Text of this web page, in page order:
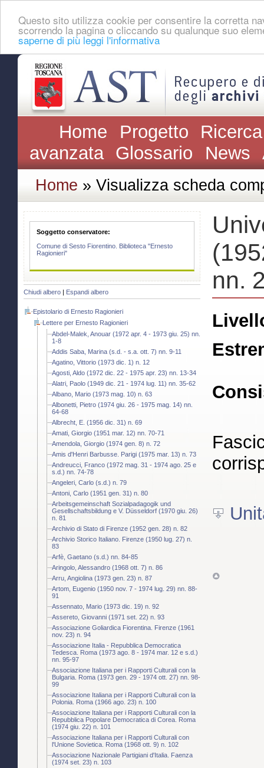
Questo sito utilizza cookie per consentire la corretta
scorrendo la pagina o cliccando su qualunque suo
saperne di più leggi l'informativa
Home Progetto
avanzata Glossario News
Home » Visualizza scheda
Soggetto conservatore:
Comune di Sesto Fiorentino. Biblioteca "Ernesto
Ragionieri"
Chiudi albero | Espandi albero
Epistolario di Ernesto Ragionieri
Lettere per Ernesto Ragionieri
Abdel-Malek, Anouar (1972 apr. 4 - 1973 giu. 25) nn.
1-8
Addis Saba, Marina (s.d. - s.a. ott. 7) nn. 9-11
Agatino, Vittorio (1973 dic. 1) n. 12
Agosti, Aldo (1972 dic. 22 - 1975 apr. 23) nn. 13-34
Alatri, Paolo (1949 dic. 21 - 1974 lug. 11) nn. 35-62
Albano, Mario (1973 mag. 10) n. 63
Albonetti, Pietro (1974 giu. 26 - 1975 mag. 14) nn.
64-68
Albrecht, E. (1956 dic. 31) n. 69
Amati, Giorgio (1951 mar. 12) nn. 70-71
Amendola, Giorgio (1974 gen. 8) n. 72
Amis d'Henri Barbusse. Parigi (1975 mar. 13) n. 73
Andreucci, Franco (1972 mag. 31 - 1974 ago. 25 e
s.d.) nn. 74-78
Angeleri, Carlo (s.d.) n. 79
Antoni, Carlo (1951 gen. 31) n. 80
Arbeitsgemeinschaft Sozialpadagogik und
Gesellschaftsbildung e V. Düsseldorf (1970 giu. 26)
n. 81
Archivio di Stato di Firenze (1952 gen. 28) n. 82
Archivio Storico Italiano. Firenze (1950 lug. 27) n.
83
Arfè, Gaetano (s.d.) nn. 84-85
Aringolo, Alessandro (1968 ott. 7) n. 86
Arru, Angiolina (1973 gen. 23) n. 87
Artom, Eugenio (1950 nov. 7 - 1974 lug. 29) nn. 88-
91
Assennato, Mario (1973 dic. 19) n. 92
Assereto, Giovanni (1971 set. 22) n. 93
Associazione Goliardica Fiorentina. Firenze (1961
nov. 23) n. 94
Associazione Italia - Repubblica Democratica
Tedesca. Roma (1973 ago. 8 - 1974 mar. 12 e s.d.)
nn. 95-97
Associazione Italiana per i Rapporti Culturali con la
Bulgaria. Roma (1973 gen. 29 - 1974 ott. 27) nn. 98-
99
Associazione Italiana per i Rapporti Culturali con la
Polonia. Roma (1966 ago. 23) n. 100
Associazione Italiana per i Rapporti Culturali con la
Repubblica Popolare Democratica di Corea. Roma
(1974 giu. 22) n. 101
Associazione Italiana per i Rapporti Culturali con
l'Unione Sovietica. Roma (1968 ott. 9) n. 102
Associazione Nazionale Partigiani d'Italia. Faenza
(1974 set. 23) n. 103
nn.